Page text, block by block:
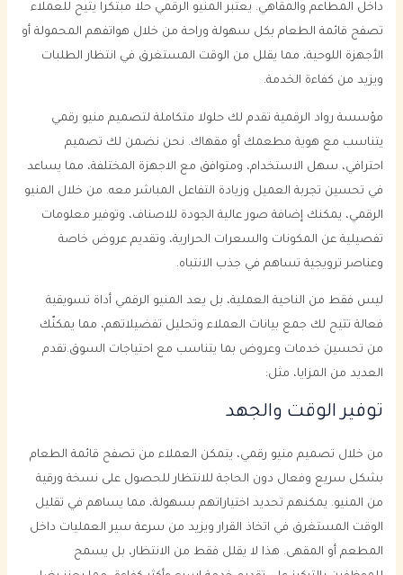
داخل المطاعم والمقاهي. يعتبر المنيو الرقمي حلا مبتكرا يتيح للعملاء
تصفح قائمة الطعام بكل سهولة وراحة من خلال هواتفهم المحمولة أو
الأجهزة اللوحية، مما يقلل من الوقت المستغرق في انتظار الطلبات
ويزيد من كفاءة الخدمة.
مؤسسة رواد الرقمية تقدم لك حلولا متكاملة لتصميم منيو رقمي
يتناسب مع هوية مطعمك أو مقهاك. نحن نضمن لك تصميم
احترافي، سهل الاستخدام، ومتوافق مع الاجهزة المختلفة، مما يساعد
في تحسين تجربة العميل وزيادة التفاعل المباشر معه. من خلال المنيو
الرقمي، يمكنك إضافة صور عالية الجودة للاصناف، وتوفير معلومات
تفصيلية عن المكونات والسعرات الحرارية، وتقديم عروض خاصة
وعناصر ترويجية تساهم في جذب الانتباه.
ليس فقط من الناحية العملية، بل يعد المنيو الرقمي أداة تسويقية
فعالة تتيح لك جمع بيانات العملاء وتحليل تفضيلاتهم، مما يمكنّك
من تحسين خدمات وعروض بما يتناسب مع احتياجات السوق.تقدم
العديد من المزايا، مثل:
توفير الوقت والجهد
من خلال تصميم منيو رقمي، يتمكن العملاء من تصفح قائمة الطعام
بشكل سريع وفعال دون الحاجة للانتظار للحصول على نسخة ورقية
من المنيو. يمكنهم تحديد اختياراتهم بسهولة، مما يساهم في تقليل
الوقت المستغرق في اتخاذ القرار ويزيد من سرعة سير العمليات داخل
المطعم أو المقهى. هذا لا يقلل فقط من الانتظار، بل يسمح